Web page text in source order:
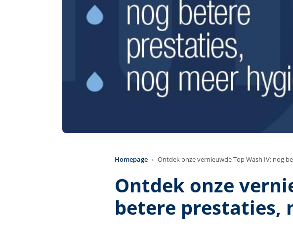
Homepage Ontdek onze vernieuwde Top Wash IV: nog
Ontdek onze
betere prestaties,